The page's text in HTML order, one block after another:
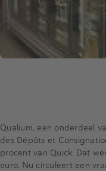
Qualium, een onderdeel
des Dépôts et
procent van Quick. Dat
euro. Nu circuleert een